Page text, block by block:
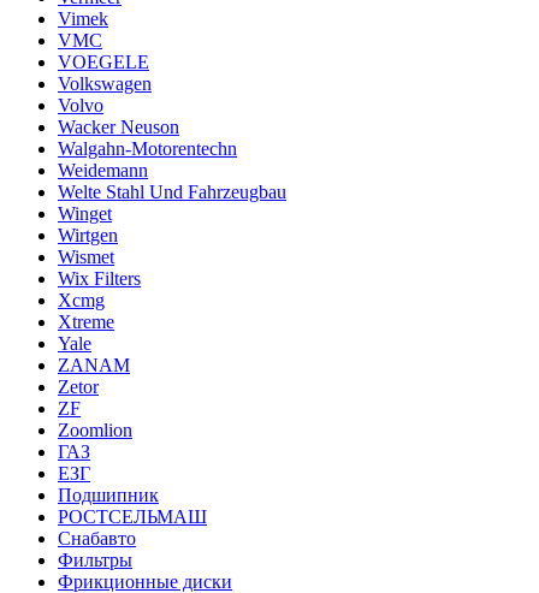
Vimek
VMC
VOEGELE
Volkswagen
Volvo
Wacker Neuson
Walgahn-Motorentechn
Weidemann
Welte Stahl Und Fahrzeugbau
Winget
Wirtgen
Wismet
Wix Filters
Xcmg
Xtreme
Yale
ZANAM
Zetor
ZF
Zoomlion
ГАЗ
ЕЗГ
Подшипник
РОСТСЕЛЬМАШ
Снабавто
Фильтры
Фрикционные диски